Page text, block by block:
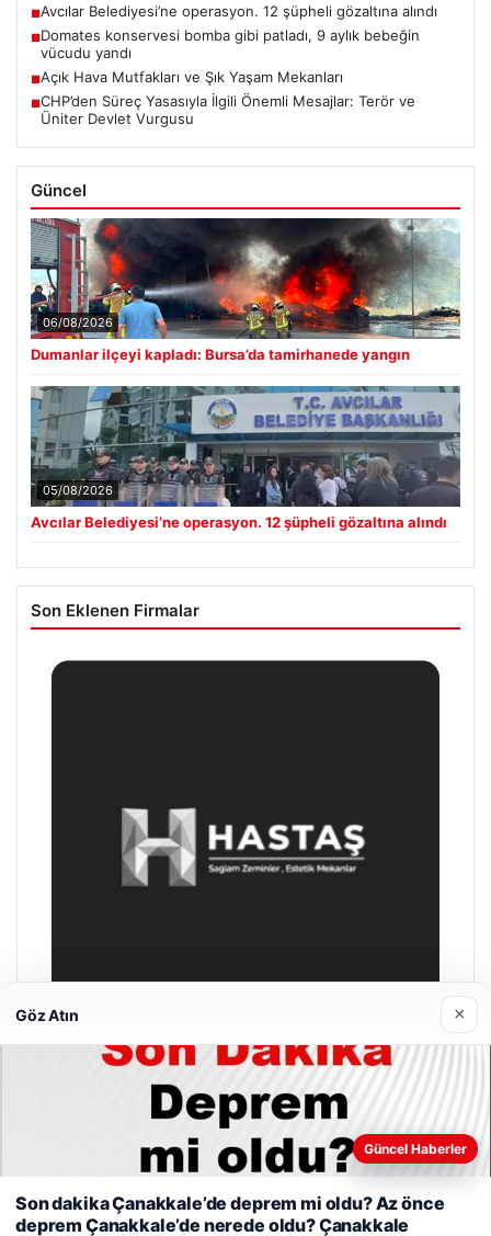
■Avcılar Belediyesi’ne operasyon. 12 şüpheli gözaltına alındı
■Domates konservesi bomba gibi patladı, 9 aylık bebeğin
vücudu yandı
■Açık Hava Mutfakları ve Şık Yaşam Mekanları
■CHP’den Süreç Yasasıyla İlgili Önemli Mesajlar: Terör ve
Üniter Devlet Vurgusu
Güncel
06/08/2026
Dumanlar ilçeyi kapladı: Bursa’da tamirhanede yangın
05/08/2026
Avcılar Belediyesi’ne operasyon. 12 şüpheli gözaltına alındı
Son Eklenen Firmalar
Prenses Night Club
Web sitemizi nasıl kullandığınızı daha iyi anlayabilmek,
deneyiminizi kişiselleştirmek ve geliştirmek amacıyla çerezler
Göz Atın ×
Güncel Haberler
Son dakika Çanakkale’de deprem mi oldu? Az önce
deprem Çanakkale’de nerede oldu? Çanakkale